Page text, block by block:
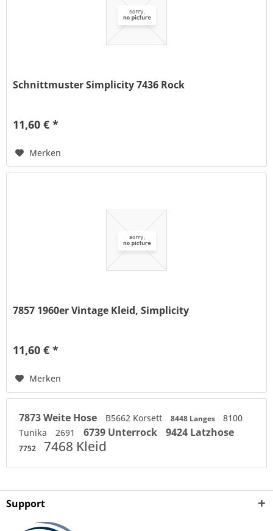
Schnittmuster Simplicity 7436 Rock
11,60 € *
Merken
7857 1960er Vintage Kleid, Simplicity
11,60 € *
Merken
7873 Weite Hose B5662 Korsett 8448 Langes
8100
Tunika
2691 6739 Unterrock 9424 Latzhose
7752 7468 Kleid
Support